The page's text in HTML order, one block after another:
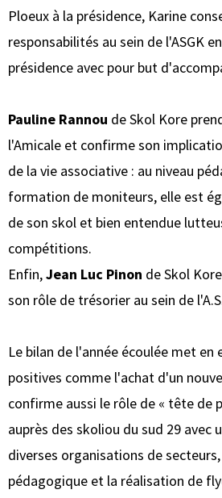
Ploeux à la présidence, Karine
responsabilités au sein de l'ASGK
présidence avec pour but
Pauline Rannou de Skol Kore
l'Amicale et confirme son
de la vie associative : au niveau
formation de moniteurs, elle est
de son skol et bien entendue
compétitions.
Enfin,Jean Luc Pinon de Skol
son rôle de trésorier au sein de
Le bilan de l'année écoulée met en
positives comme l'achat d'un
confirme aussi le rôle de « tête de
auprès des skoliou du sud 29 avec
diverses organisations de
pédagogique et la réalisation de